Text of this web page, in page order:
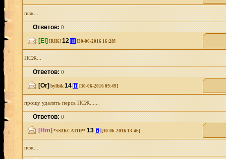
псж...
Ответов:0
[El] !RIK! 12 [i] [30-06-2016 16:28]
ПСЖ...
Ответов:0
[Or] bylbik 14 [i] [30-06-2016 09:49]
прошу удалить перса ПСЖ......
Ответов:0
[Hm] *ФИКСАТОР* 13 [i] [30-06-2016 13:46]
псж...